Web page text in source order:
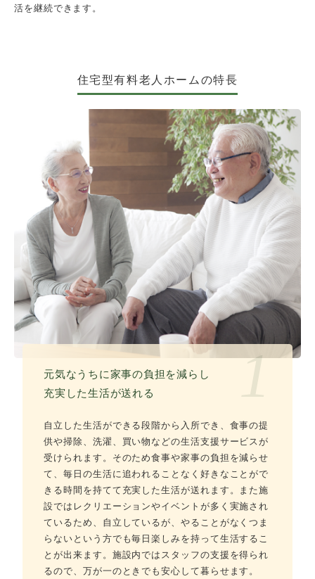
活を継続できます。
住宅型有料老人ホームの特長
1
元気なうちに家事の負担を減らし
充実した生活が送れる
自立した生活ができる段階から入所でき、食事の提
供や掃除、洗濯、買い物などの生活支援サービスが
受けられます。そのため食事や家事の負担を減らせ
て、毎日の生活に追われることなく好きなことがで
きる時間を持てて充実した生活が送れます。また施
設ではレクリエーションやイベントが多く実施され
ているため、自立しているが、やることがなくつま
らないという方でも毎日楽しみを持って生活するこ
とが出来ます。施設内ではスタッフの支援を得られ
るので、万が一のときでも安心して暮らせます。